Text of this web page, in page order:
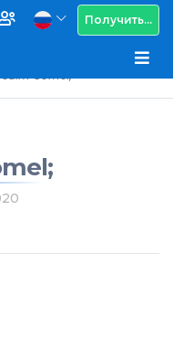
Получить...
Gomel;